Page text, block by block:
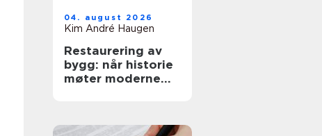
04. august 2026
Kim André Haugen
Restaurering av
bygg: når historie
møter moderne